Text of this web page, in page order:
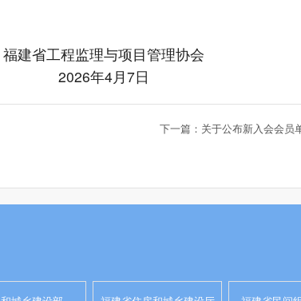
福建省工程监理与项目管理协会
2026年4月7日
下一篇：关于公布新入会会员